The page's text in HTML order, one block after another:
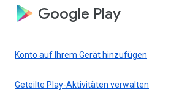
Google Play
Konto auf Ihrem Gerät hinzufügen
Geteilte Play-Aktivitäten verwalten